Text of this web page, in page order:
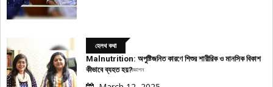
হেলথ কথা
Malnutrition: অপুষ্টিজনিত কারণে শিশুর শারীরিক ও মানসিক বিকাশ
কীভাবে ব্যহত হয়?বিজ্ঞাপন